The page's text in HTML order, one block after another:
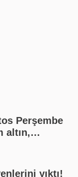
altın,
yıktı!